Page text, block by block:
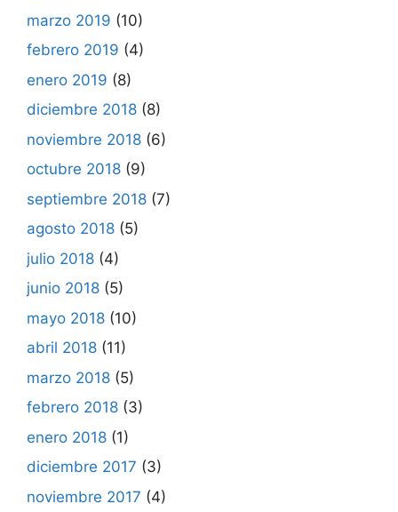
marzo 2019 (10)
febrero 2019 (4)
enero 2019 (8)
diciembre 2018 (8)
noviembre 2018 (6)
octubre 2018 (9)
septiembre 2018 (7)
agosto 2018 (5)
julio 2018 (4)
junio 2018 (5)
mayo 2018 (10)
abril 2018 (11)
marzo 2018 (5)
febrero 2018 (3)
enero 2018 (1)
diciembre 2017 (3)
noviembre 2017 (4)